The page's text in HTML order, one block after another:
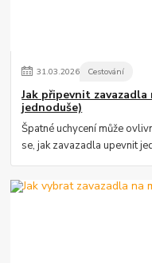
31.03.2026 Cestování
Jak připevnit
jednoduše)
Špatné uchycení může
se, jak zavazadla upevnit